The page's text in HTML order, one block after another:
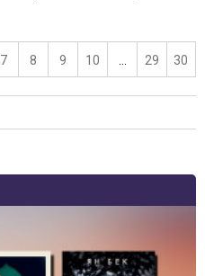
7 8 9 10 29 30